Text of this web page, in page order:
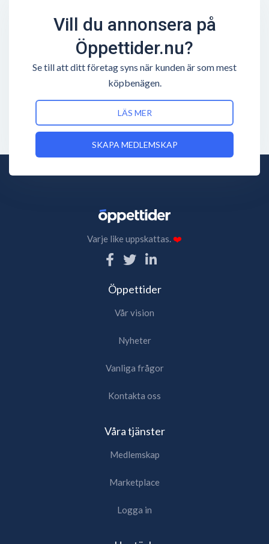
Vill du annonsera på
Öppettider.nu?
Se till att ditt företag syns när kunden är som mest
köpbenägen.
LÄS MER
SKAPA MEDLEMSKAP
Varje like uppskattas.❤️
Öppettider
Vår vision
Nyheter
Vanliga frågor
Kontakta oss
Våra tjänster
Medlemskap
Marketplace
Logga in